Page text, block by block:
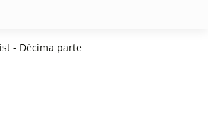
- Décima parte